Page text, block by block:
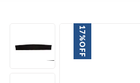
17%
OFF
5º
amortecedores